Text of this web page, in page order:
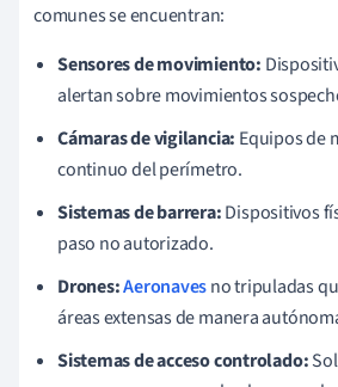
comunes se encuentran:
Sensores de movimiento:
alertan sobre movimientos
Cámaras de vigilancia: Equipos de
continuo del perímetro.
Sistemas de barrera:Dispositivos
paso no autorizado.
Drones:Aeronavesno tripuladas
áreas extensas de manera
Sistemas de acceso controlado: